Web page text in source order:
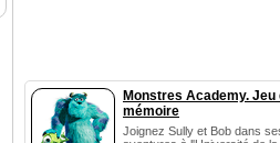
Monstres Academy. Jeu
mémoire
Joignez Sully et Bob dans